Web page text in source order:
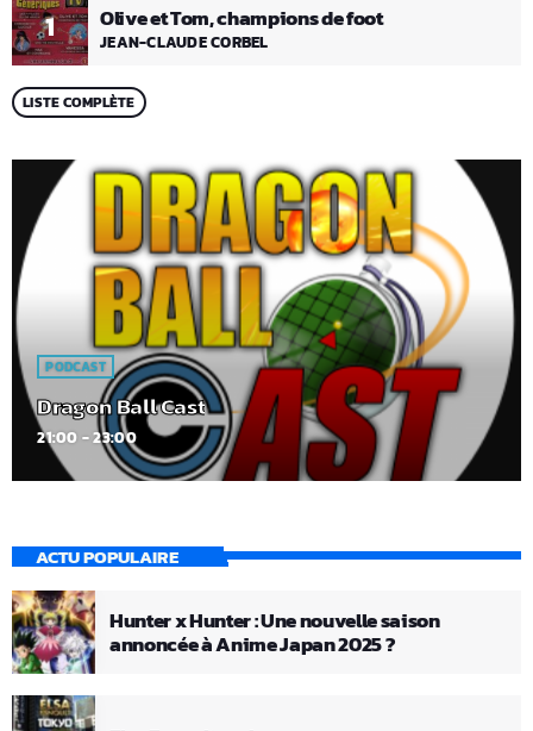
1 Olive et Tom, champions de foot
JEAN-CLAUDE CORBEL
LISTE COMPLÈTE
PODCAST
Dragon Ball Cast
21:00 - 23:00
ACTU POPULAIRE
Hunter x Hunter : Une nouvelle saison
annoncée à Anime Japan 2025 ?